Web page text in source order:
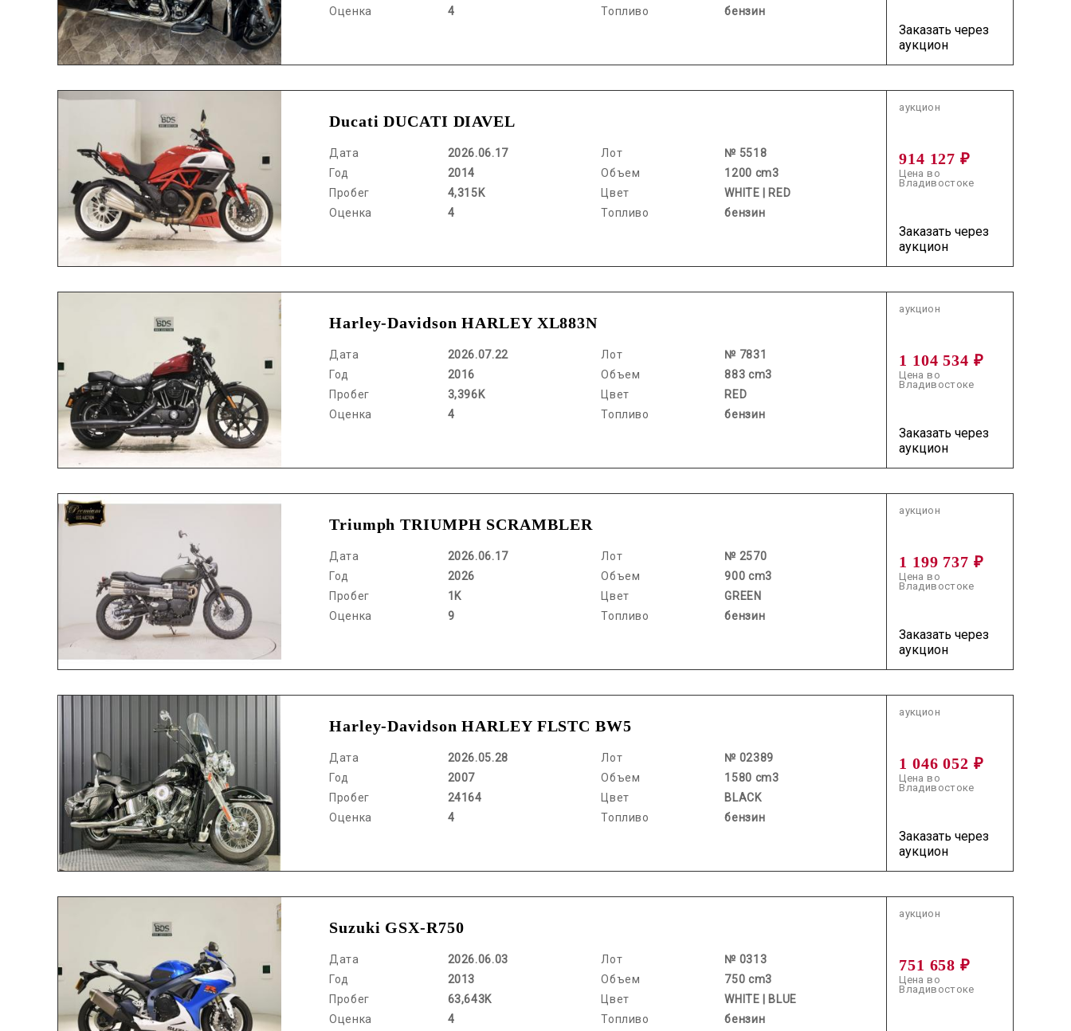
Оценка
4
Топливо
бензин
Заказать через
аукцион
Ducati DUCATI DIAVEL
Дата
2026.06.17
Год
2014
Пробег
4,315K
Оценка
4
Лот
№ 5518
Объем
1200 cm3
Цвет
WHITE | RED
Топливо
бензин
аукцион
914 127 ₽
Цена во
Владивостоке
Заказать через
аукцион
Harley-Davidson HARLEY XL883N
Дата
2026.07.22
Год
2016
Пробег
3,396K
Оценка
4
Лот
№ 7831
Объем
883 cm3
Цвет
RED
Топливо
бензин
аукцион
1 104 534 ₽
Цена во
Владивостоке
Заказать через
аукцион
Triumph TRIUMPH SCRAMBLER
Дата
2026.06.17
Год
2026
Пробег
1K
Оценка
9
Лот
№ 2570
Объем
900 cm3
Цвет
GREEN
Топливо
бензин
аукцион
1 199 737 ₽
Цена во
Владивостоке
Заказать через
аукцион
Harley-Davidson HARLEY FLSTC BW5
Дата
2026.05.28
Год
2007
Пробег
24164
Оценка
4
Лот
№ 02389
Объем
1580 cm3
Цвет
BLACK
Топливо
бензин
аукцион
1 046 052 ₽
Цена во
Владивостоке
Заказать через
аукцион
Suzuki GSX-R750
Дата
2026.06.03
Год
2013
Пробег
63,643K
Оценка
4
Лот
№ 0313
Объем
750 cm3
Цвет
WHITE | BLUE
Топливо
бензин
аукцион
751 658 ₽
Цена во
Владивостоке